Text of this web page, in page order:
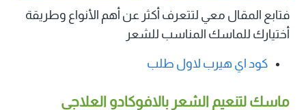
فتابع المقال معي لتتعرف أكثر عن أهم الأنواع وطريقة
أختيارك للماسك المناسب للشعر
كود اي هيرب لاول طلب
ماسك لتنعيم الشعر بالافوكادو العلاجي